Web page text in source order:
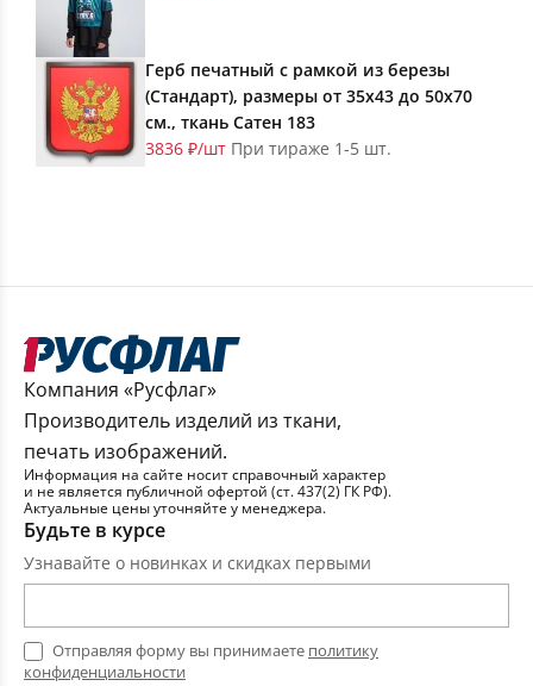
Герб печатный с рамкой из березы
(Стандарт), размеры от 35х43 до 50х70
см., ткань Сатен 183
3836 ₽/шт При тираже 1-5 шт.
Компания «Русфлаг»
Производитель изделий из ткани,
печать изображений.
Информация на сайте носит справочный характер
и не является публичной офертой (ст. 437(2) ГК РФ).
Актуальные цены уточняйте у менеджера.
Будьте в курсе
Узнавайте о новинках и скидках первыми
Отправляя форму вы принимаете политику
конфиденциальности